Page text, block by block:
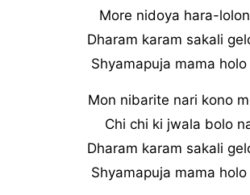
More nidoya hara-
Dharam karam sakali
Shyamapuja mama holo
Mon nibarite nari kono
Chi chi ki jwala bolo
Dharam karam sakali
Shyamapuja mama holo